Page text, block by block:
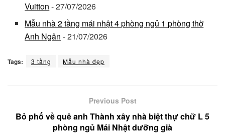
Vuitton - 27/07/2026
Mẫu nhà 2 tầng mái nhật 4 phòng ngủ 1 phòng thờ
Anh Ngân - 21/07/2026
Tags: 3 tầng Mẫu nhà đẹp
Previous Post
Bỏ phố về quê anh Thành xây nhà biệt thự chữ L 5
phòng ngủ Mái Nhật dưỡng già